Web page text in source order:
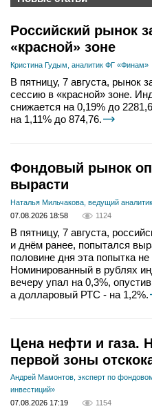
Российский рынок
«красной» зоне
Кристина Гудым, аналитик ФГ «Финам»
В пятницу, 7 августа, рынок
сессию в «красной» зоне.
снижается на 0,19% до
на 1,11% до 874,76.
Фондовый рынок
вырасти
Наталья Мильчакова, ведущий
07.08.2026 18:58
1124
В пятницу, 7 августа,
и днём ранее, попытался
половине дня эта попытка
Номинированный в рублях
вечеру упал на 0,3%,
а долларовый РТС - на 1,2%.
Цена нефти и газа.
первой зоны
Андрей Мамонтов, эксперт по
инвестиций»
07.08.2026 17:19
1154